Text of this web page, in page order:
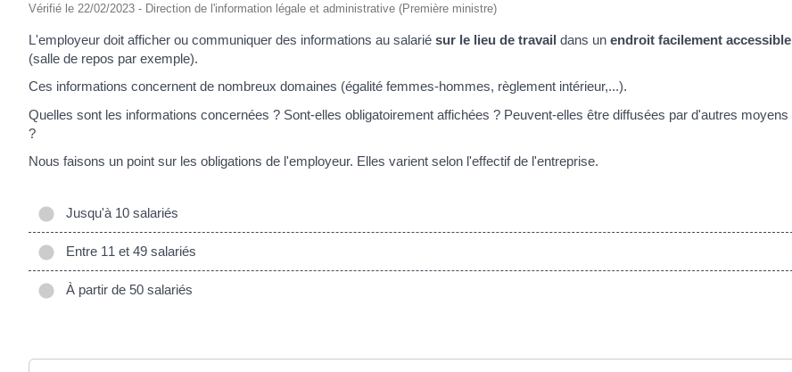
Vérifié le 22/02/2023 - Direction de l'information légale et administrative (Première ministre)
L'employeur doit afficher ou communiquer des informations au salarié sur le lieu de travail dans un endroit facilement accessible
(salle de repos par exemple).
Ces informations concernent de nombreux domaines (égalité femmes-hommes, règlement intérieur,...).
Quelles sont les informations concernées ? Sont-elles obligatoirement affichées ? Peuvent-elles être diffusées par d'autres moyens
?
Nous faisons un point sur les obligations de l'employeur. Elles varient selon l'effectif de l'entreprise.
Jusqu'à 10 salariés
Entre 11 et 49 salariés
À partir de 50 salariés